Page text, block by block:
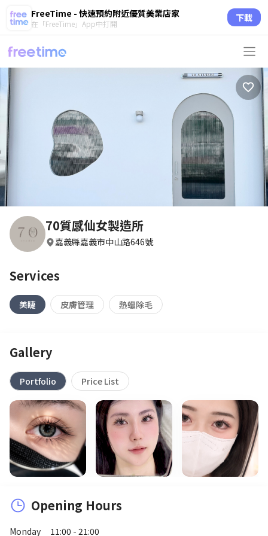
FreeTime - 快速預約附近優質美業店家
在「FreeTime」App中打開 下載
70質感仙女製造所
嘉義縣嘉義市中山路646號
Services
美睫 皮膚管理 熱蠟除毛
Gallery
Portfolio Price List
Opening Hours
Monday 11:00 - 21:00